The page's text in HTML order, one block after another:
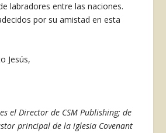
labradores entre las naciones.
por su amistad en esta
Jesús,
es el Director de CSM Publishing; de
principal de la iglesia Covenant